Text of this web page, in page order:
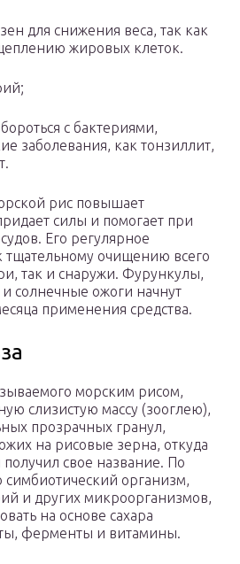
для снижения веса, так как
жировых клеток.
с бактериями,
заболевания, как тонзиллит,
рис повышает
силы и помогает при
Его регулярное
тщательному очищению всего
так и снаружи. Фурункулы,
солнечные ожоги начнут
применения средства.
морским рисом,
слизистую массу (зооглею),
прозрачных гранул,
на рисовые зерна, откуда
свое название. По
симбиотический организм,
и других микроорганизмов,
на основе сахара
ферменты и витамины.